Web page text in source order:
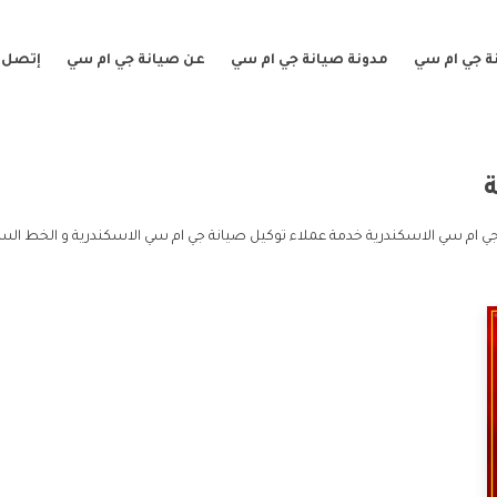
جي ام سي مدونة صيانة جي ام سي عن صيانة جي ام سي إتصل
ام سي الاسكندرية خدمة عملاء توكيل صيانة جي ام سي الاسكندرية و الخط